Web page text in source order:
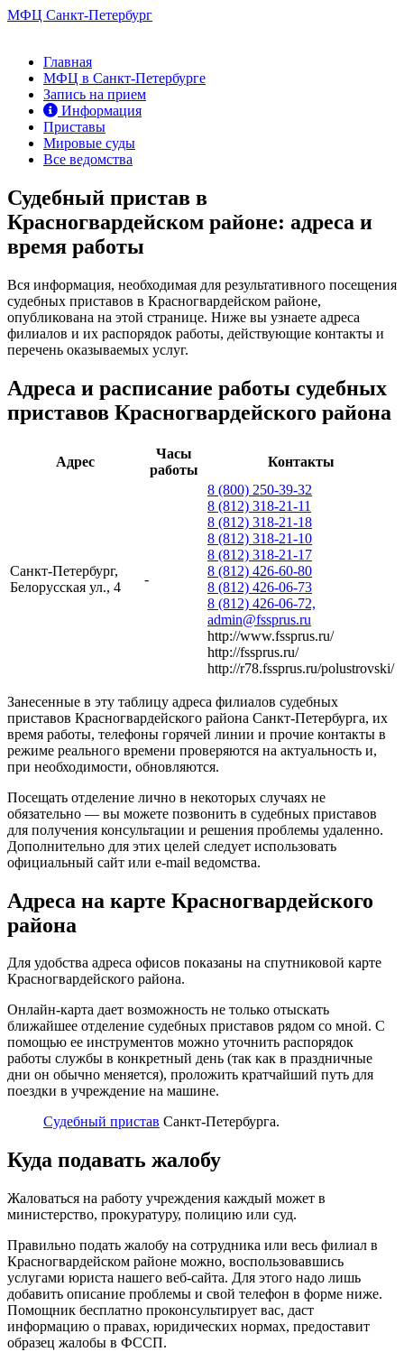
МФЦ Санкт-Петербург
Главная
МФЦ в Санкт-Петербурге
Запись на прием
Информация
Приставы
Мировые суды
Все ведомства
Судебный пристав в
Красногвардейском районе: адреса и
время работы
Вся информация, необходимая для результативного посещения
судебных приставов в Красногвардейском районе,
опубликована на этой странице. Ниже вы узнаете адреса
филиалов и их распорядок работы, действующие контакты и
перечень оказываемых услуг.
Адреса и расписание работы судебных
приставов Красногвардейского района
Адрес
Часы
работы
Контакты
Санкт-Петербург,
Белорусская ул., 4
-
8 (800) 250-39-32
8 (812) 318-21-11
8 (812) 318-21-18
8 (812) 318-21-10
8 (812) 318-21-17
8 (812) 426-60-80
8 (812) 426-06-73
8 (812) 426-06-72,
admin@fssprus.ru
http://www.fssprus.ru/
http://fssprus.ru/
http://r78.fssprus.ru/polustrovski/
Занесенные в эту таблицу адреса филиалов судебных
приставов Красногвардейского района Санкт-Петербурга, их
время работы, телефоны горячей линии и прочие контакты в
режиме реального времени проверяются на актуальность и,
при необходимости, обновляются.
Посещать отделение лично в некоторых случаях не
обязательно — вы можете позвонить в судебных приставов
для получения консультации и решения проблемы удаленно.
Дополнительно для этих целей следует использовать
официальный сайт или e-mail ведомства.
Адреса на карте Красногвардейского
района
Для удобства адреса офисов показаны на спутниковой карте
Красногвардейского района.
Онлайн-карта дает возможность не только отыскать
ближайшее отделение судебных приставов рядом со мной. С
помощью ее инструментов можно уточнить распорядок
работы службы в конкретный день (так как в праздничные
дни он обычно меняется), проложить кратчайший путь для
поездки в учреждение на машине.
Судебный пристав Санкт-Петербурга.
Куда подавать жалобу
Жаловаться на работу учреждения каждый может в
министерство, прокуратуру, полицию или суд.
Правильно подать жалобу на сотрудника или весь филиал в
Красногвардейском районе можно, воспользовавшись
услугами юриста нашего веб-сайта. Для этого надо лишь
добавить описание проблемы и свой телефон в форме ниже.
Помощник бесплатно проконсультирует вас, даст
информацию о правах, юридических нормах, предоставит
образец жалобы в ФССП.